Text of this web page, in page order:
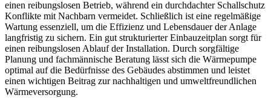
einen reibungslosen Betrieb, während ein durchdachter Schallschutz
Konflikte mit Nachbarn vermeidet. Schließlich ist eine regelmäßige
Wartung essenziell, um die Effizienz und Lebensdauer der Anlage
langfristig zu sichern. Ein gut strukturierter Einbauzeitplan sorgt für
einen reibungslosen Ablauf der Installation. Durch sorgfältige
Planung und fachmännische Beratung lässt sich die Wärmepumpe
optimal auf die Bedürfnisse des Gebäudes abstimmen und leistet
einen wichtigen Beitrag zur nachhaltigen und umweltfreundlichen
Wärmeversorgung.